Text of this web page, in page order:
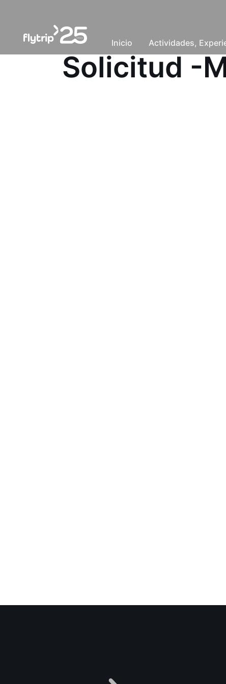
Inicio Actividades,
Solicitud -